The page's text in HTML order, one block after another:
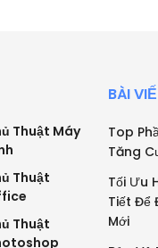
Thuật Máy
Thuật
Thuật
BÀI
Top
Tăng
Tối Ưu
Tiết Để
Mới